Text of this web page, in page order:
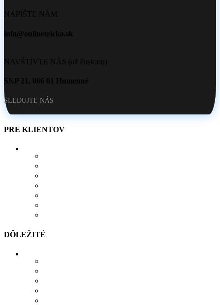
NAPÍŠTE NÁM
info@onlinetricko.sk
NAVŠTÍVTE NÁS (už čoskoro)
SNP 21, 066 01 Humenné
SLEDUJTE NÁS
PRE KLIENTOV
DÔLEŽITÉ